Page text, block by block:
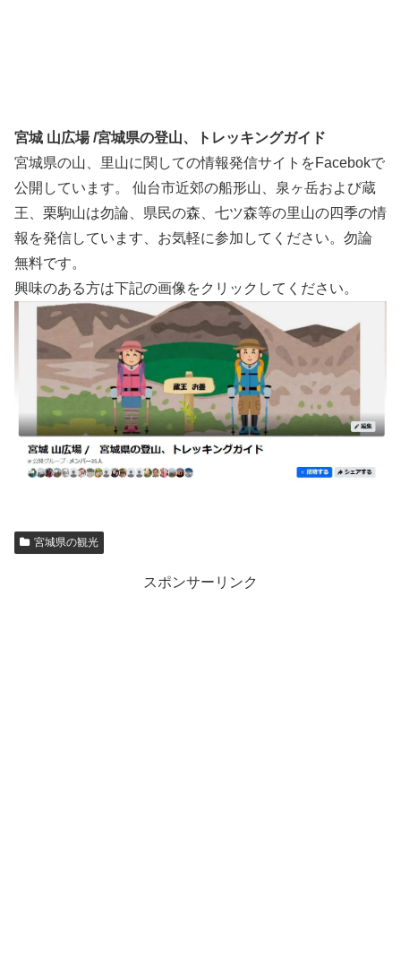
宮城 山広場 /宮城県の登山、トレッキングガイド
宮城県の山、里山に関しての情報発信サイトをFacebokで
公開しています。 仙台市近郊の船形山、泉ヶ岳および蔵
王、栗駒山は勿論、県民の森、七ツ森等の里山の四季の情
報を発信しています、お気軽に参加してください。勿論
無料です。
興味のある方は下記の画像をクリックしてください。
宮城県の観光
スポンサーリンク